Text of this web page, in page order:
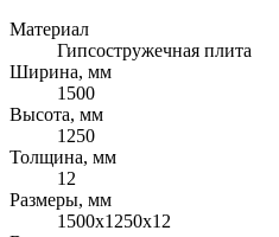
Материал
Гипсостружечная плита
Ширина, мм
1500
Высота, мм
1250
Толщина, мм
12
Размеры, мм
1500х1250х12